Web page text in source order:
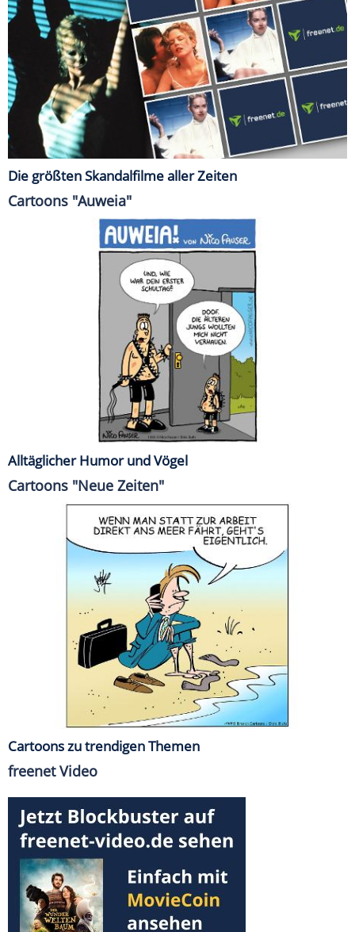
Die größten Skandalfilme aller Zeiten
Cartoons "Auweia"
Alltäglicher Humor und Vögel
Cartoons "Neue Zeiten"
Cartoons zu trendigen Themen
freenet Video